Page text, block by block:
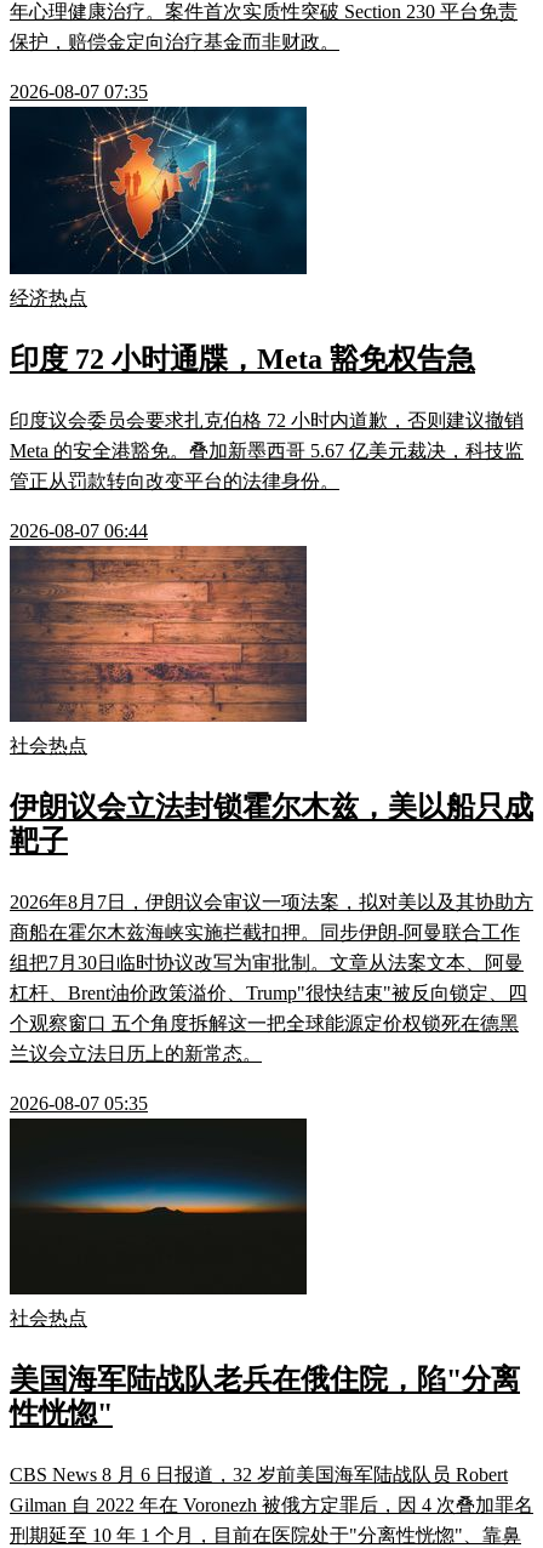
年心理健康治疗。案件首次实质性突破 Section 230 平台免责
保护，赔偿金定向治疗基金而非财政。
2026-08-07 07:35
经济热点
印度 72 小时通牒，Meta 豁免权告急
印度议会委员会要求扎克伯格 72 小时内道歉，否则建议撤销
Meta 的安全港豁免。叠加新墨西哥 5.67 亿美元裁决，科技监
管正从罚款转向改变平台的法律身份。
2026-08-07 06:44
社会热点
伊朗议会立法封锁霍尔木兹，美以船只成
靶子
2026年8月7日，伊朗议会审议一项法案，拟对美以及其协助方
商船在霍尔木兹海峡实施拦截扣押。同步伊朗-阿曼联合工作
组把7月30日临时协议改写为审批制。文章从法案文本、阿曼
杠杆、Brent油价政策溢价、Trump"很快结束"被反向锁定、四
个观察窗口 五个角度拆解这一把全球能源定价权锁死在德黑
兰议会立法日历上的新常态。
2026-08-07 05:35
社会热点
美国海军陆战队老兵在俄住院，陷"分离
性恍惚"
CBS News 8 月 6 日报道，32 岁前美国海军陆战队员 Robert
Gilman 自 2022 年在 Voronezh 被俄方定罪后，因 4 次叠加罪名
刑期延至 10 年 1 个月，目前在医院处于"分离性恍惚"、靠鼻